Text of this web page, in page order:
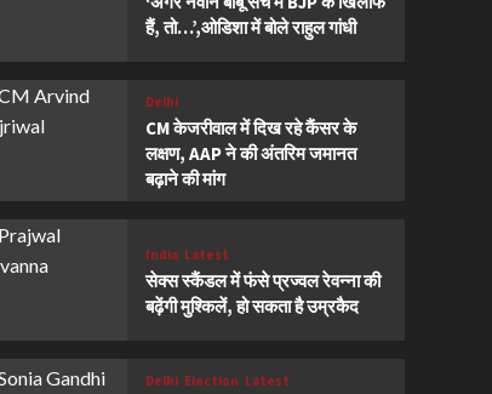
हैं, तो…’,ओडिशा में बोले राहुल गांधी
Delhi
CM केजरीवाल में दिख रहे कैंसर के
लक्षण, AAP ने की अंतरिम जमानत
बढ़ाने की मांग
India Latest
सेक्स स्कैंडल में फंसे प्रज्वल रेवन्ना की
बढ़ेंगी मुश्किलें, हो सकता है उम्रकैद
Delhi Election Latest